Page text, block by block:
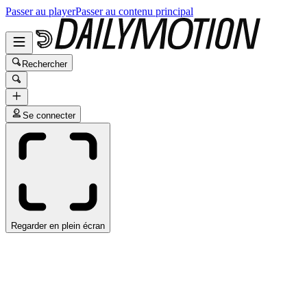
Passer au playerPasser au contenu principal
Rechercher
Se connecter
Regarder en plein écran